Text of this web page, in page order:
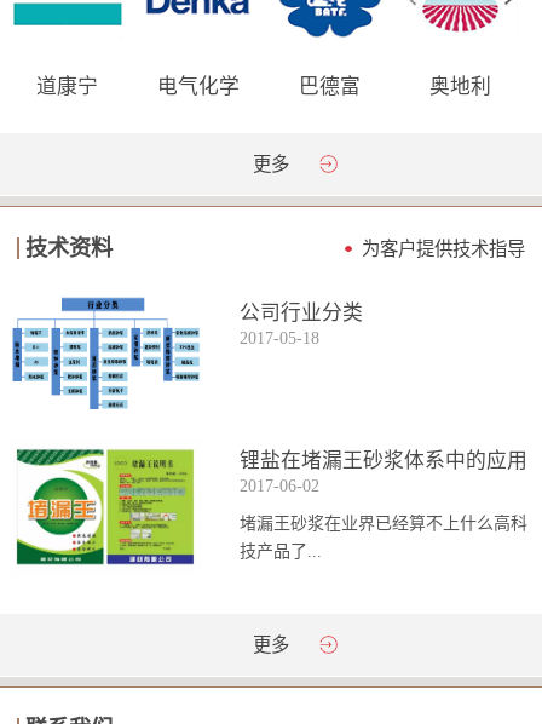
道康宁 电气化学 巴德富 奥地利
更多
技术资料 为客户提供技术指导
公司行业分类
2017-05-18
锂盐在堵漏王砂浆体系中的应用
2017-06-02
堵漏王砂浆在业界已经算不上什么高科
技产品了...
。简单来说它就是一种能够迅速凝固的
通砂浆的强...
更多